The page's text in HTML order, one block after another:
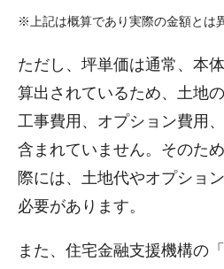
※上記は概算であり実際の金額とは
ただし、坪単価は通常、本
算出されているため、土地
工事費用、オプション費用
含まれていません。そのた
際には、土地代やオプショ
必要があります。
また、住宅金融支援機構の「